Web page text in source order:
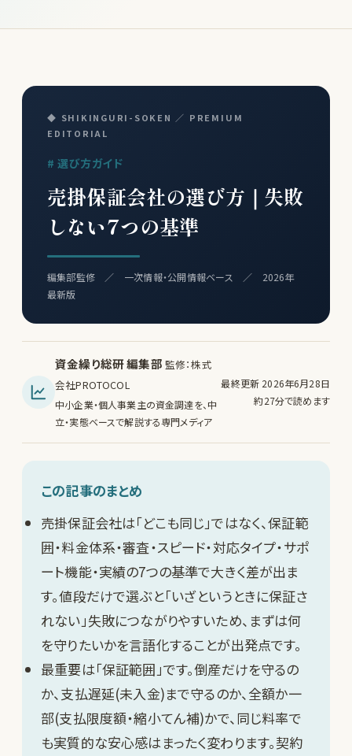
◆ SHIKINGURI-SOKEN ／ PREMIUM
EDITORIAL
# 選び方ガイド
売掛保証会社の選び方｜失敗
しない7つの基準
編集部監修 ／ 一次情報・公開情報ベース ／ 2026年
最新版
資金繰り総研 編集部 監修：株式
会社PROTOCOL
中小企業・個人事業主の資金調達を、中
立・実態ベースで解説する専門メディア
最終更新 2026年6月28日
約27分で読めます
この記事のまとめ
売掛保証会社は「どこも同じ」ではなく、保証範
囲・料金体系・審査・スピード・対応タイプ・サポ
ート機能・実績の7つの基準で大きく差が出ま
す。値段だけで選ぶと「いざというときに保証さ
れない」失敗につながりやすいため、まずは何
を守りたいかを言語化することが出発点です。
最重要は「保証範囲」です。倒産だけを守るの
か、支払遅延(未入金)まで守るのか、全額か一
部(支払限度額・縮小てん補)かで、同じ料率で
も実質的な安心感はまったく変わります。契約